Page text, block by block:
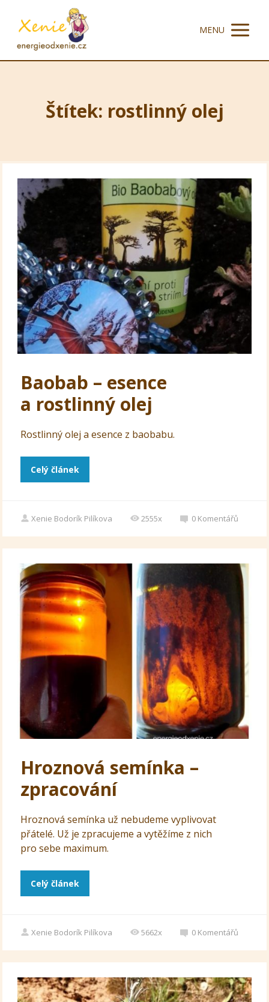
MENU
Štítek: rostlinný olej
Baobab – esence
a rostlinný olej
Rostlinný olej a esence z baobabu.
Celý článek
Xenie Bodorík Pilíkova 2555x 0 Komentářů
Hroznová semínka –
zpracování
Hroznová semínka už nebudeme vyplivovat
přátelé. Už je zpracujeme a vytěžíme z nich
pro sebe maximum.
Celý článek
Xenie Bodorík Pilíkova 5662x 0 Komentářů